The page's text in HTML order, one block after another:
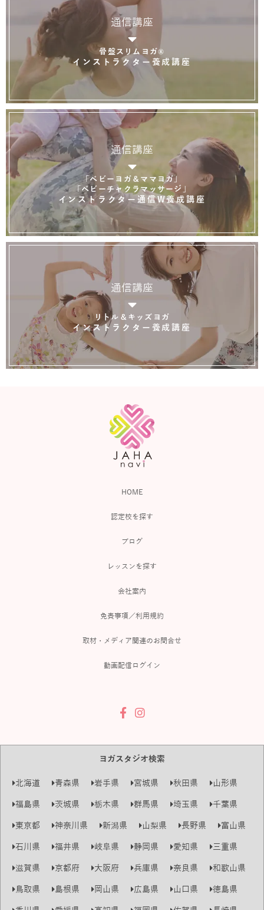
通信講座
骨盤スリムヨガ®
インストラクター養成講座
通信講座
「ベビーヨガ＆ママヨガ」
「ベビーチャクラマッサージ」
インストラクター通信W養成講座
通信講座
リトル＆キッズヨガ
インストラクター養成講座
HOME
認定校を探す
ブログ
レッスンを探す
会社案内
免責事項／利用規約
取材・メディア関連のお問合せ
動画配信ログイン
ヨガスタジオ検索
北海道 青森県 岩手県 宮城県 秋田県
山形県
福島県
茨城県 栃木県 群馬県 埼玉県
千葉県
東京都
神奈川県 新潟県 山梨県 長野県
富山県
石川県
福井県 岐阜県 静岡県 愛知県
三重県
滋賀県
京都府 大阪府 兵庫県 奈良県
和歌山県
鳥取県
島根県 岡山県 広島県 山口県
徳島県